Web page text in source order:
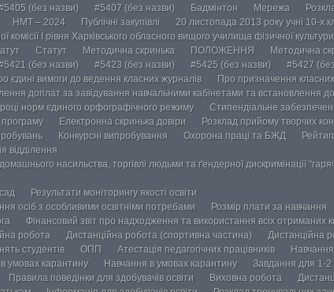
(без назви) #5407 (без назви) Бадмінтон Мережа
НМТ – 2024 Публічні закупівлі
20 листопада 2013 року учні 10-х
комісії І рівня Харківського обласного вищого училища фізичної
Статут Методична скринька ПОЛОЖЕННЯ
Методична
(без назви) #5423 (без назви) #5425 (без назви) #5427
єдині вимоги до ведення класних журналів
Про призначення класних
доплат за завідування навчальними кабінетами та встановлення
норм єдиного орфографічного режиму
Стипендіальне
програму
Електронна скринька довіри Розклад прийому творчих
Конкурсні випробування Охорона праці та БЖД
відділення
насильства, торгівлі людьми та ґендерної дискримінації
Результати моніторингу якості освіти
осіб з особливими освітніми потребами
Розмір плати за навчання
Фінансовий звіт про надходження та використання всіх отриманих
робота Дистанційна робота (спортивна частина) Дистанційна
студентів ОПП Атестація педагогічних працівників
умовах карантину Навчання в умовах карантину
Завдання для 1-2
Правила поведінки для здобувачів освіти Виховна робота